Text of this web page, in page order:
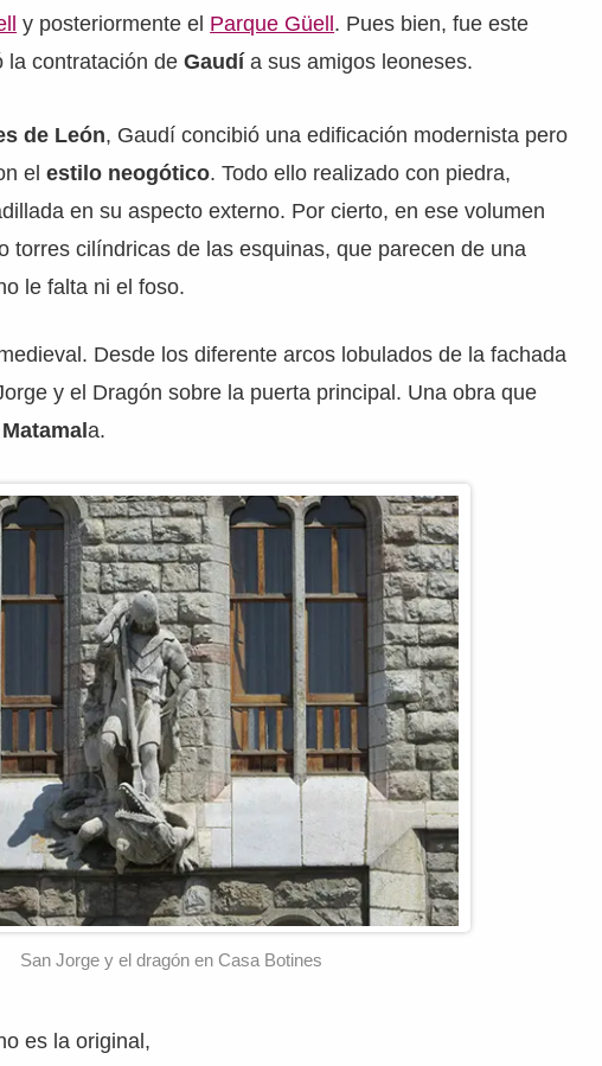
y posteriormente el Parque Güell . Pues bien, fue este
la contratación deGaudí a sus amigos leoneses.
de León, Gaudí concibió una edificación modernista pero
elestilo neogótico. Todo ello realizado con piedra,
en su aspecto externo. Por cierto, en ese volumen
torres cilíndricas de las esquinas, que parecen de una
le falta ni el foso.
Desde los diferente arcos lobulados de la fachada
y el Dragón sobre la puerta principal. Una obra que
a.
San Jorge y el dragón en Casa Botines
es la original,